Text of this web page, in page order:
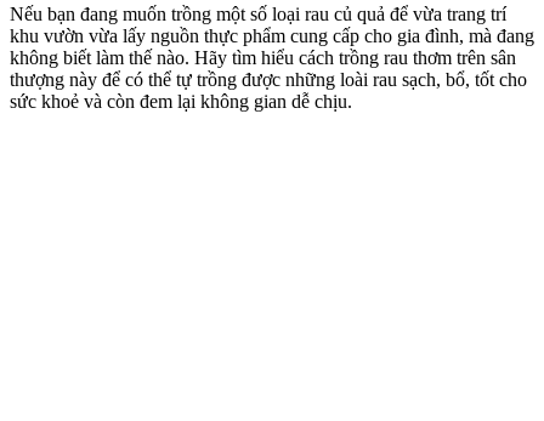
Nếu bạn đang muốn trồng một số loại rau củ quả để vừa trang trí
khu vườn vừa lấy nguồn thực phẩm cung cấp cho gia đình, mà đang
không biết làm thế nào. Hãy tìm hiểu cách trồng rau thơm trên sân
thượng này để có thể tự trồng được những loài rau sạch, bổ, tốt cho
sức khoẻ và còn đem lại không gian dễ chịu.